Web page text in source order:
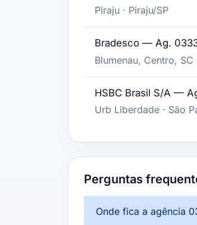
Piraju · Piraju/SP
Bradesco — Ag.
Blumenau, Centro, SC
HSBC Brasil S/A —
Urb Liberdade · São
Perguntas
Onde fica a agência